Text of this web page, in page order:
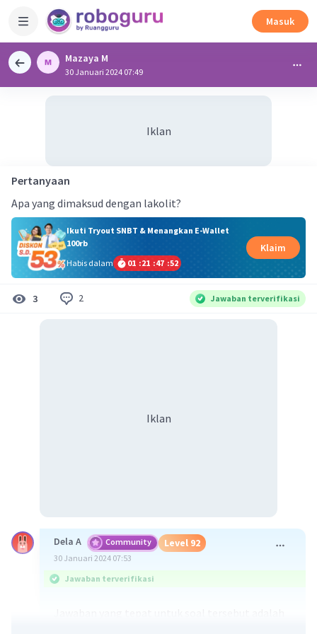
Masuk
Mazaya M
30 Januari 2024 07:49
Iklan
Pertanyaan
Apa yang dimaksud dengan lakolit?
Ikuti Tryout SNBT & Menangkan E-Wallet
100rb
Habis dalam
01 :21 :47 :51
Klaim
3 2 Jawaban terverifikasi
Iklan
Dela A Community Level 92
30 Januari 2024 07:53
Jawaban terverifikasi